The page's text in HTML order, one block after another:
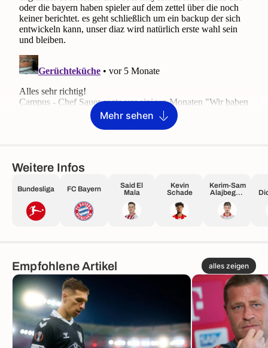
Mehr sehen
Weitere Infos
Bundesliga FC Bayern
Said El
Mala
Kevin
Schade
Kerim-Sam
Alajbegovi
ć
Empfohlene Artikel alles zeigen